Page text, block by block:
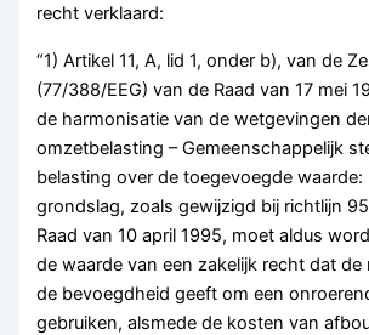
recht verklaard:
“1) Artikel 11, A, lid 1, onder b), van de
(77/388/EEG) van de Raad van 17 mei
de harmonisatie van de wetgevingen
omzetbelasting – Gemeenschappelijk
belasting over de toegevoegde waarde:
grondslag, zoals gewijzigd bij richtlijn
Raad van 10 april 1995, moet aldus
de waarde van een zakelijk recht dat
de bevoegdheid geeft om een
gebruiken, alsmede de kosten van